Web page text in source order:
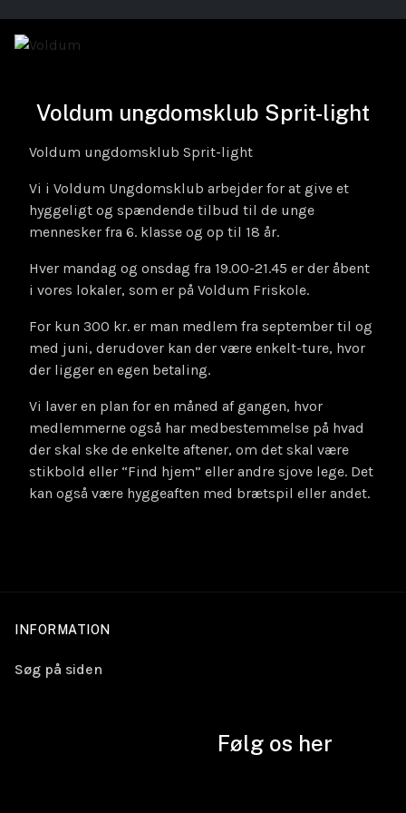
Voldum ungdomsklub Sprit-light
Voldum ungdomsklub Sprit-light
Vi i Voldum Ungdomsklub arbejder for at give et
hyggeligt og spændende tilbud til de unge
mennesker fra 6. klasse og op til 18 år.
Hver mandag og onsdag fra 19.00-21.45 er der åbent
i vores lokaler, som er på Voldum Friskole.
For kun 300 kr. er man medlem fra september til og
med juni, derudover kan der være enkelt-ture, hvor
der ligger en egen betaling.
Vi laver en plan for en måned af gangen, hvor
medlemmerne også har medbestemmelse på hvad
der skal ske de enkelte aftener, om det skal være
stikbold eller “Find hjem” eller andre sjove lege. Det
kan også være hyggeaften med brætspil eller andet.
INFORMATION
Søg på siden
Følg os her